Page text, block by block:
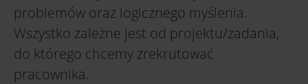
problemów oraz logicznego myślenia.
Wszystko zależne jest od projektu/zadania,
do którego chcemy zrekrutować
pracownika.